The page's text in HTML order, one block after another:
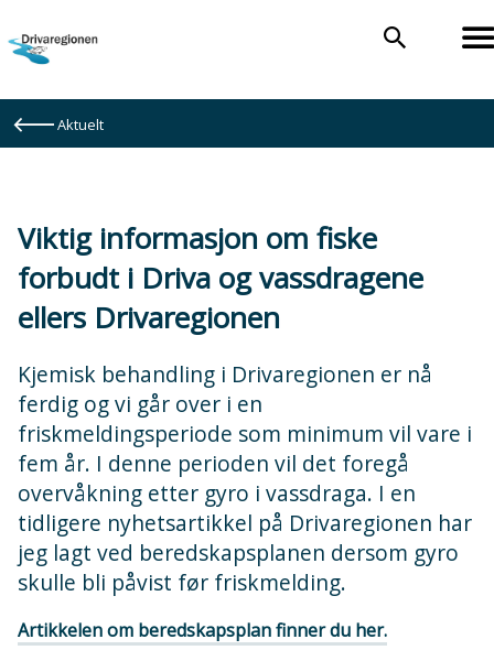
her:
Aktuelt
Viktig informasjon om fiske
forbudt i Driva og vassdragene
ellers Drivaregionen
Kjemisk behandling i Drivaregionen er nå
ferdig og vi går over i en
friskmeldingsperiode som minimum vil vare i
fem år. I denne perioden vil det foregå
overvåkning etter gyro i vassdraga. I en
tidligere nyhetsartikkel på Drivaregionen har
jeg lagt ved beredskapsplanen dersom gyro
skulle bli påvist før friskmelding.
Artikkelen om beredskapsplan finner du her.